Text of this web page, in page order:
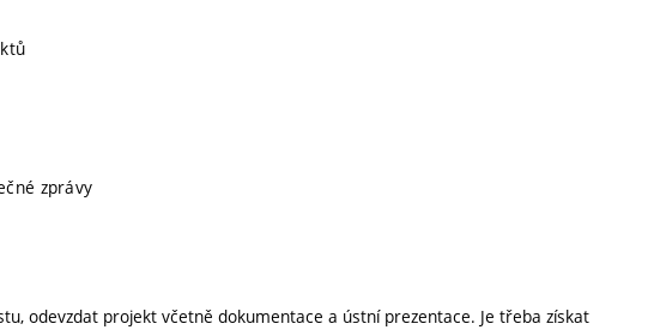
zprávy
odevzdat projekt včetně dokumentace a ústní prezentace. Je třeba získat